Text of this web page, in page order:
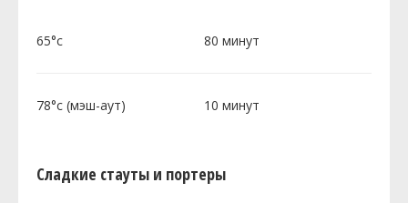
65°c 80 минут
78°c (мэш-аут) 10 минут
Сладкие стауты и портеры